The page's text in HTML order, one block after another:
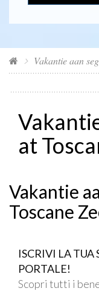
Vakantie aan
at
Vakantie
Toscane
ISCRIVI LA TUA
PORTALE!
Scopri tutti i